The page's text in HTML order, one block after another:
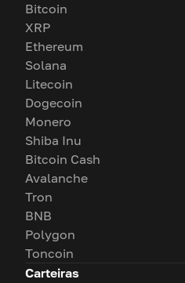
Bitcoin
XRP
Ethereum
Solana
Litecoin
Dogecoin
Monero
Shiba Inu
Bitcoin Cash
Avalanche
Tron
BNB
Polygon
Toncoin
Carteiras